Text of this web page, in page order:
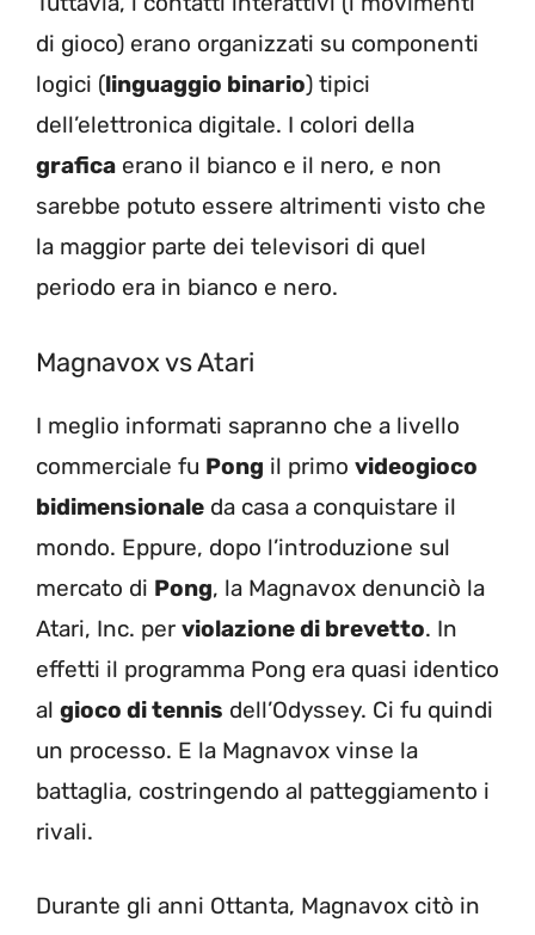
di gioco) erano organizzati su componenti
logici (linguaggio binario) tipici
dell’elettronica digitale. I colori della
grafica erano il bianco e il nero, e non
sarebbe potuto essere altrimenti visto che
la maggior parte dei televisori di quel
periodo era in bianco e nero.
Magnavox vs Atari
I meglio informati sapranno che a livello
commerciale fu Pong il primo videogioco
bidimensionale da casa a conquistare il
mondo. Eppure, dopo l’introduzione sul
mercato di Pong, la Magnavox denunciò la
Atari, Inc. per violazione di brevetto. In
effetti il programma Pong era quasi identico
al gioco di tennis dell’Odyssey. Ci fu quindi
un processo. E la Magnavox vinse la
battaglia, costringendo al patteggiamento i
rivali.
Durante gli anni Ottanta, Magnavox citò in